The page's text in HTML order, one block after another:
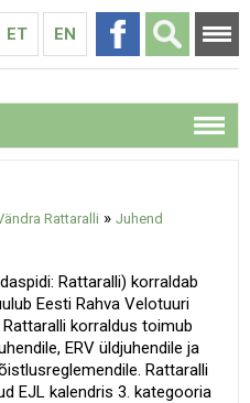
ET EN
Rattaralli » Juhend
Rattaralli) korraldab
Eesti Rahva Velotuuri
korraldus toimub
ERV üldjuhendile ja
Rattaralli
EJL kalendris 3. kategooria